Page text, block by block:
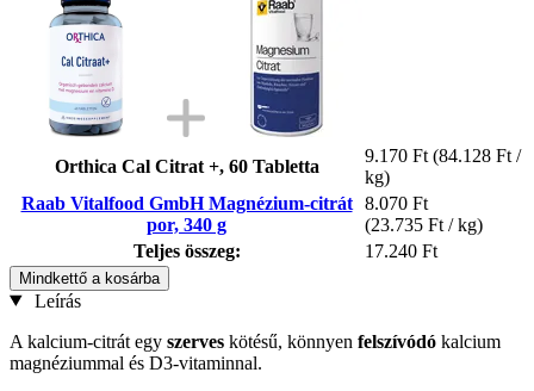
Orthica Cal Citrat +, 60 Tabletta
9.170 Ft (84.128 Ft /
kg)
Raab Vitalfood GmbH Magnézium-citrát
por, 340 g
8.070 Ft
(23.735 Ft / kg)
Teljes összeg:
17.240 Ft
Mindkettő a kosárba
Leírás
A kalcium-citrát egy szerves kötésű, könnyen felszívódó kalcium
magnéziummal és D3-vitaminnal.